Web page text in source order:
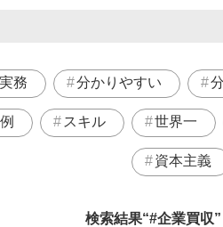
実務 分かりやすい
スキル 世界一
資本主義
検索結果 #企業買収